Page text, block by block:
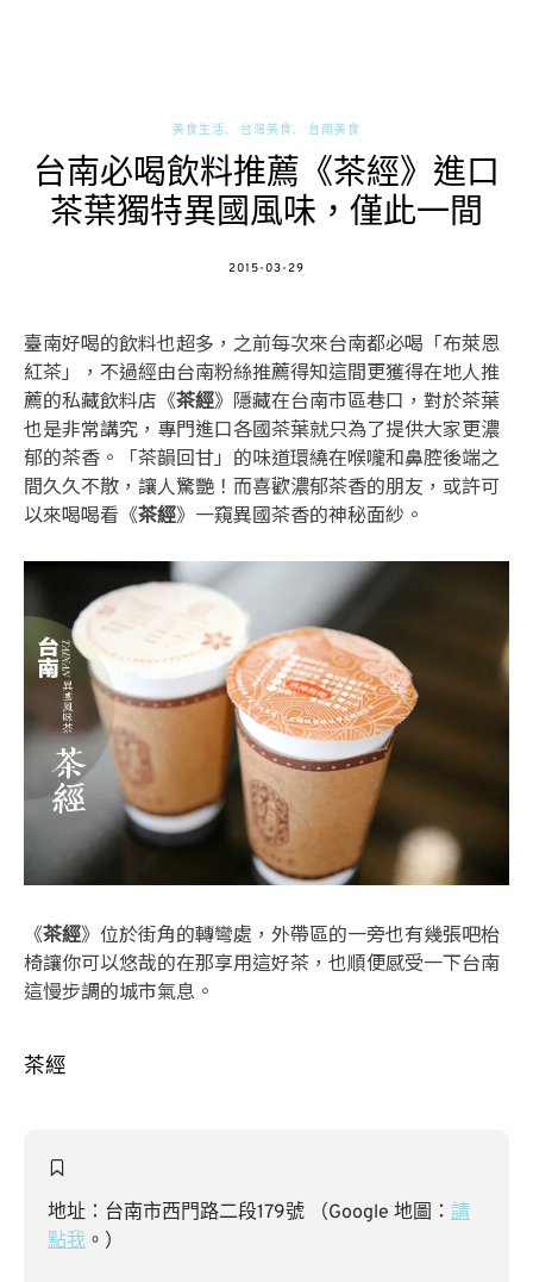
美食生活 台灣美食 台南美食
台南必喝飲料推薦《茶經》進口
茶葉獨特異國風味，僅此一間
POSTED
2015-03-29
臺南好喝的飲料也超多，之前每次來台南都必喝「布萊恩
紅茶」，不過經由台南粉絲推薦得知這間更獲得在地人推
薦的私藏飲料店《茶經》隱藏在台南市區巷口，對於茶葉
也是非常講究，專門進口各國茶葉就只為了提供大家更濃
郁的茶香。「茶韻回甘」的味道環繞在喉嚨和鼻腔後端之
間久久不散，讓人驚艷！而喜歡濃郁茶香的朋友，或許可
以來喝喝看《茶經》一窺異國茶香的神秘面紗。
《茶經》位於街角的轉彎處，外帶區的一旁也有幾張吧枱
椅讓你可以悠哉的在那享用這好茶，也順便感受一下台南
這慢步調的城市氣息。
茶經
地址：台南市西門路二段179號 （Google 地圖： 請
點我 。）